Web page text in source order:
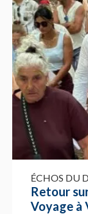
ÉCHOS DU
Retour
Voyage à